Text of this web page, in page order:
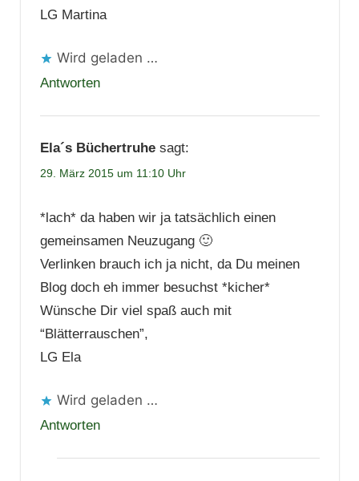
LG Martina
Wird geladen …
Antworten
Ela´s Büchertruhe sagt:
29. März 2015 um 11:10 Uhr
*lach* da haben wir ja tatsächlich einen
gemeinsamen Neuzugang 🙂
Verlinken brauch ich ja nicht, da Du meinen
Blog doch eh immer besuchst *kicher*
Wünsche Dir viel spaß auch mit
“Blätterrauschen”,
LG Ela
Wird geladen …
Antworten